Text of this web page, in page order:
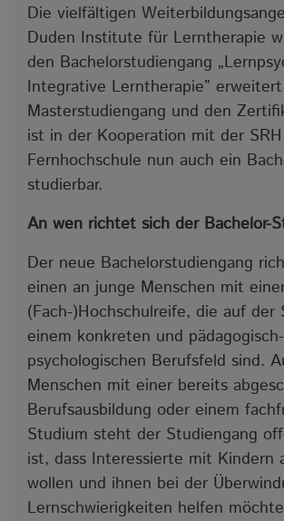
Die vielfältigen
Duden Institute für Lerntherapie
den Bachelorstudiengang
Integrative Lerntherapie”
Masterstudiengang und den
ist in der Kooperation mit der SRH
Fernhochschule nun auch ein
studierbar.
An wen richtet sich der Bachelor-
Der neue Bachelorstudiengang
einen an junge Menschen mit
(Fach-)Hochschulreife, die auf der
einem konkreten und pädagogisch-
psychologischen Berufsfeld sind.
Menschen mit einer bereits
Berufsausbildung oder einem
Studium steht der Studiengang
ist, dass Interessierte mit Kindern
wollen und ihnen bei der
Lernschwierigkeiten helfen